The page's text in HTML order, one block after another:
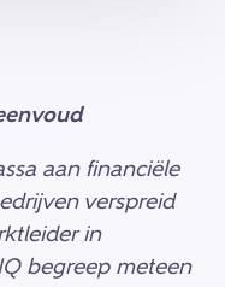
aan financiële
verspreid
in
begreep meteen